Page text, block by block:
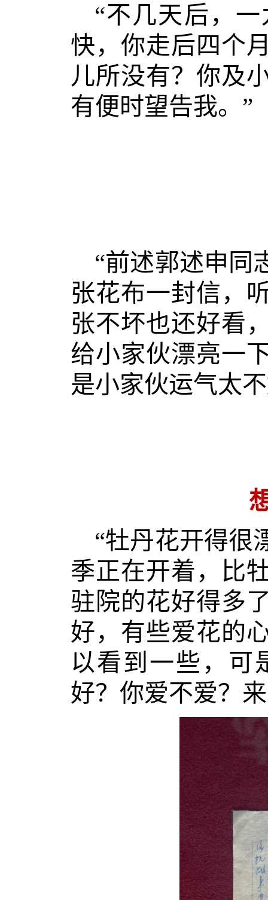
“不几天后，
快，你走后四个
儿所没有？你及
有便时望告我。”
“前述郭述申同
张花布一封信，
张不坏也还好看
给小家伙漂亮一
是小家伙运气太
“牡丹花开得很
季正在开着，比
驻院的花好得多
好，有些爱花的
以看到一些，可
好？你爱不爱？